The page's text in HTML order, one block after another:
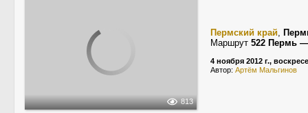
813
Пермский край,
Маршрут 522 Пермь
4 ноября 2012 г.,
Автор: Артём Мальгинов